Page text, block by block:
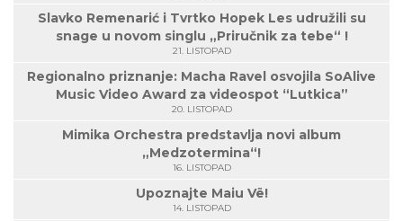
Slavko Remenarić i Tvrtko Hopek Les udružili su
snage u novom singlu „Priručnik za tebe“ !
21. LISTOPAD
Regionalno priznanje: Macha Ravel osvojila SoAlive
Music Video Award za videospot “Lutkica”
20. LISTOPAD
Mimika Orchestra predstavlja novi album
„Medzotermina“!
16. LISTOPAD
Upoznajte Maiu Vë!
14. LISTOPAD